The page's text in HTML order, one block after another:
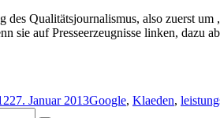
des Qualitätsjournalismus, also zuerst
sie auf Presseerzeugnisse linken, dazu
27. Januar 2013Schlagwörter
Google, Klaeden,